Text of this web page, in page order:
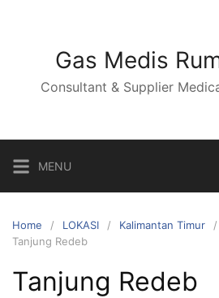
Gas Medis
Consultant & Supplier
MENU
Home LOKASI Kalimantan Timur
Tanjung Redeb
Tanjung Redeb